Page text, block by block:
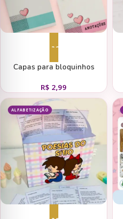
Adicionar ao carrinho
Capas para bloquinhos
R$ 2,99
ALFABETIZAÇÃO